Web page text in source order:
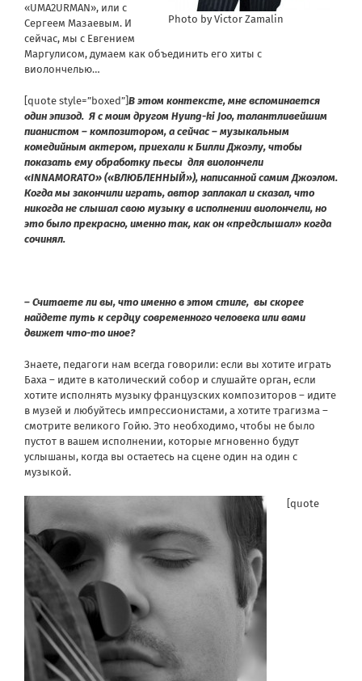
Photo by Victor Zamalin
«UMA2URMAN», или с
Сергеем Мазаевым. И
сейчас, мы с Евгением
Маргулисом, думаем как объединить его хиты с
виолончелью…
[quote style=”boxed”] В этом контексте, мне вспоминается
один эпизод. Я с моим другом Hyung-ki Joo, талантливейшим
пианистом – композитором, а сейчас – музыкальным
комедийным актером, приехали к Билли Джоэлу, чтобы
показать ему обработку пьесы для виолончели
«INNAMORATO» («ВЛЮБЛЕННЫЙ»), написанной самим Джоэлом.
Когда мы закончили играть, автор заплакал и сказал, что
никогда не слышал свою музыку в исполнении виолончели, но
это было прекрасно, именно так, как он «предслышал» когда
сочинял.
– Считаете ли вы, что именно в этом стиле, вы скорее
найдете путь к сердцу современного человека или вами
движет что-то иное?
Знаете, педагоги нам всегда говорили: если вы хотите играть
Баха – идите в католический собор и слушайте орган, если
хотите исполнять музыку французских композиторов – идите
в музей и любуйтесь импрессионистами, а хотите трагизма –
смотрите великого Гойю. Это необходимо, чтобы не было
пустот в вашем исполнении, которые мгновенно будут
услышаны, когда вы остаетесь на сцене один на один с
музыкой.
[quote